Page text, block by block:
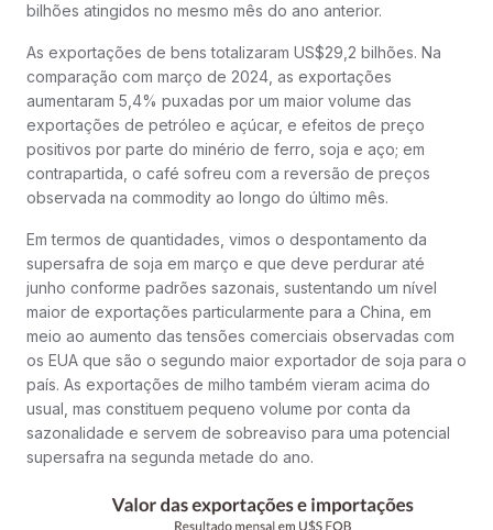
bilhões atingidos no mesmo mês do ano anterior.
As exportações de bens totalizaram US$29,2 bilhões. Na
comparação com março de 2024, as exportações
aumentaram 5,4% puxadas por um maior volume das
exportações de petróleo e açúcar, e efeitos de preço
positivos por parte do minério de ferro, soja e aço; em
contrapartida, o café sofreu com a reversão de preços
observada na commodity ao longo do último mês.
Em termos de quantidades, vimos o despontamento da
supersafra de soja em março e que deve perdurar até
junho conforme padrões sazonais, sustentando um nível
maior de exportações particularmente para a China, em
meio ao aumento das tensões comerciais observadas com
os EUA que são o segundo maior exportador de soja para o
país. As exportações de milho também vieram acima do
usual, mas constituem pequeno volume por conta da
sazonalidade e servem de sobreaviso para uma potencial
supersafra na segunda metade do ano.